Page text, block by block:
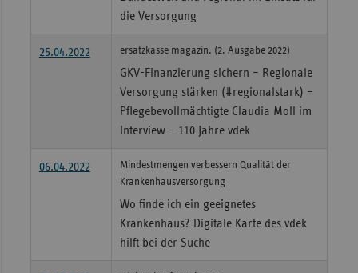
die Versorgung
25.04.2022 ersatzkasse magazin. (2. Ausgabe 2022)
GKV-Finanzierung sichern – Regionale
Versorgung stärken (#regionalstark) –
Pflegebevollmächtigte Claudia Moll im
Interview – 110 Jahre vdek
06.04.2022
Mindestmengen verbessern Qualität der
Krankenhausversorgung
Wo finde ich ein geeignetes
Krankenhaus? Digitale Karte des vdek
hilft bei der Suche